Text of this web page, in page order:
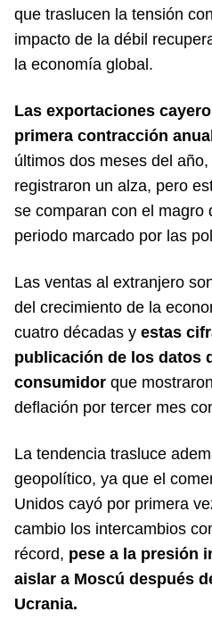
que traslucen la tensión
impacto de la débil
la economía global.
Las exportaciones
primera contracción
últimos dos meses del
registraron un alza, pero
se comparan con el magro
periodo marcado por las
Las ventas al extranjero
del crecimiento de la
cuatro décadas y estas
publicación de los datos
consumidor que
deflación por tercer mes
La tendencia trasluce
geopolítico, ya que el
Unidos cayó por primera
cambio los intercambios
récord, pese a la presión
aislar a Moscú después
Ucrania.